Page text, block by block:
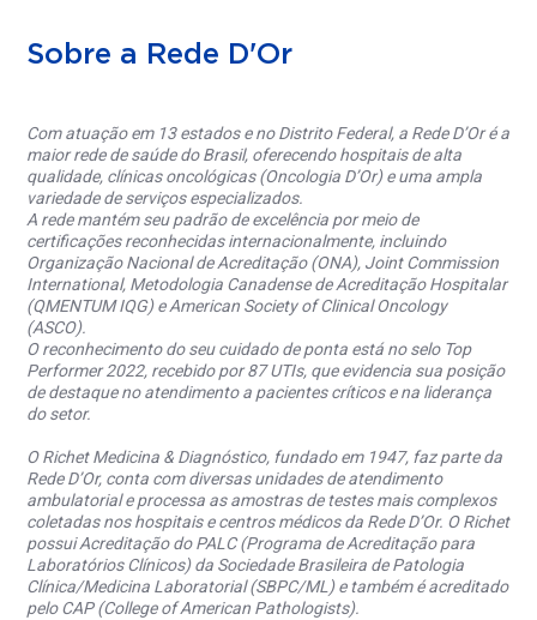
Sobre a Rede D'Or
Com atuação em 13 estados e no Distrito Federal, a Rede D’Or é a
maior rede de saúde do Brasil, oferecendo hospitais de alta
qualidade, clínicas oncológicas (Oncologia D’Or) e uma ampla
variedade de serviços especializados.
A rede mantém seu padrão de excelência por meio de
certificações reconhecidas internacionalmente, incluindo
Organização Nacional de Acreditação (ONA), Joint Commission
International, Metodologia Canadense de Acreditação Hospitalar
(QMENTUM IQG) e American Society of Clinical Oncology
(ASCO).
O reconhecimento do seu cuidado de ponta está no selo Top
Performer 2022, recebido por 87 UTIs, que evidencia sua posição
de destaque no atendimento a pacientes críticos e na liderança
do setor.
O Richet Medicina & Diagnóstico, fundado em 1947, faz parte da
Rede D’Or, conta com diversas unidades de atendimento
ambulatorial e processa as amostras de testes mais complexos
coletadas nos hospitais e centros médicos da Rede D’Or. O Richet
possui Acreditação do PALC (Programa de Acreditação para
Laboratórios Clínicos) da Sociedade Brasileira de Patologia
Clínica/Medicina Laboratorial (SBPC/ML) e também é acreditado
pelo CAP (College of American Pathologists).